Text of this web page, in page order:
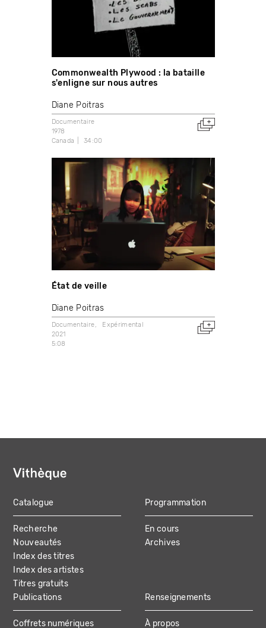
Commonwealth Plywood : la bataille
s'enligne sur nous autres
Diane Poitras
Documentaire
1978
Canada
34:00
État de veille
Diane Poitras
Documentaire
Expérimental
2021
5:08
MAIN
NAVIGATION
Catalogue
Recherche
Nouveautés
Index des titres
Index des artistes
Titres gratuits
Programmation
En cours
Archives
Publications
Coffrets numériques
Renseignements
À propos